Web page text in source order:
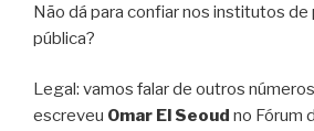
Não dá para confiar nos institutos de
pública?
Legal: vamos falar de outros
escreveu Omar El Seoud no Fórum